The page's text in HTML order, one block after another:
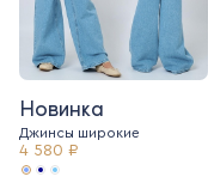
Новинка
Джинсы широкие
4 580 ₽